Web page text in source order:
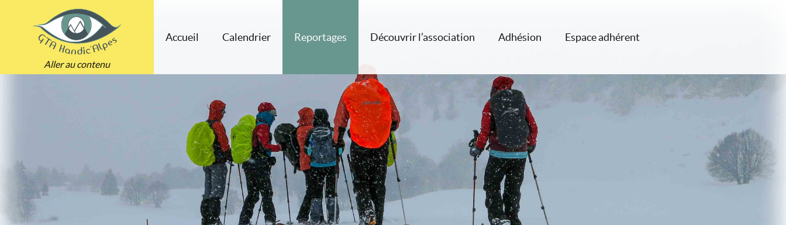
Aller au contenu
Accueil Calendrier Reportages Découvrir l’association Adhésion Espace adhérent